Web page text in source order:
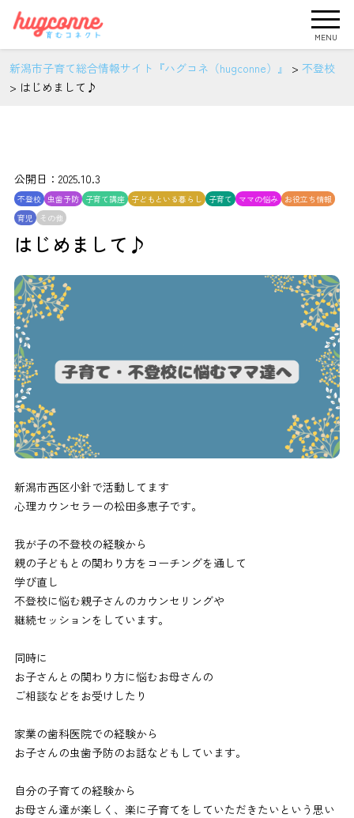
MENU
新潟市子育て総合情報サイト『ハグコネ（hugconne）』 > 不登校
> はじめまして♪
公開日：2025.10.3
不登校 虫歯予防 子育て講座 子どもといる暮らし 子育て ママの悩み
お役立ち情報
育児
その他
はじめまして♪
新潟市西区小針で活動してます
心理カウンセラーの松田多恵子です。
我が子の不登校の経験から
親の子どもとの関わり方をコーチングを通して
学び直し
不登校に悩む親子さんのカウンセリングや
継続セッションをしています。
同時に
お子さんとの関わり方に悩むお母さんの
ご相談などをお受けしたり
家業の歯科医院での経験から
お子さんの虫歯予防のお話などもしています。
自分の子育ての経験から
お母さん達が楽しく、楽に子育てをしていただきたいという思い